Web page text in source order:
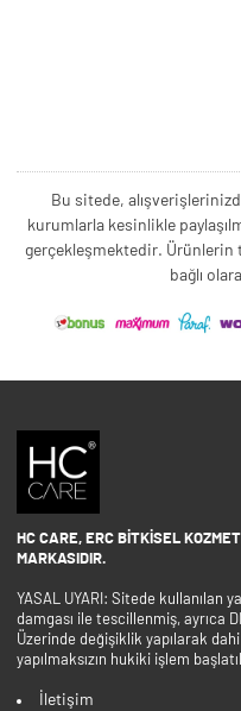
Bu sitede,
kurumlarla kesinlikle
gerçekleşmektedir. Ürünlerin
bağlı
HC CARE, ERC BITKISEL
MARKASIDIR.
YASAL UYARI: Sitede kullanılan
damgası ile tescillenmiş, ayrıca
Üzerinde değişiklik yapılarak
yapılmaksızın hukiki işlem
İletişim